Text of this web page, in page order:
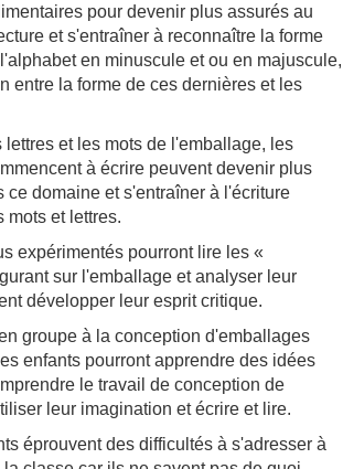
pour devenir plus assurés au
et s'entraîner à reconnaître la forme
en minuscule et ou en majuscule,
entre la forme de ces dernières et les
lettres et les mots de l'emballage, les
à écrire peuvent devenir plus
ce domaine et s'entraîner à l'écriture
mots et lettres.
expérimentés pourront lire les «
sur l'emballage et analyser leur
développer leur esprit critique.
groupe à la conception d'emballages
enfants pourront apprendre des idées
le travail de conception de
leur imagination et écrire et lire.
éprouvent des difficultés à s'adresser à